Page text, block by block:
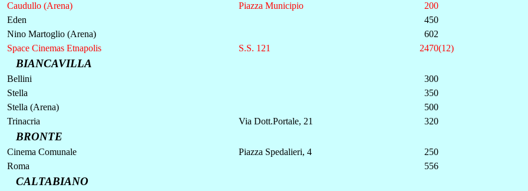
Caudullo (Arena) Piazza Municipio
200
Eden
450
Nino Martoglio (Arena)
602
Space Cinemas Etnapolis
S.S. 121 2470(12)
BIANCAVILLA
Bellini
300
Stella
350
Stella (Arena)
500
Trinacria
Via Dott.Portale, 21 320
BRONTE
Cinema Comunale Piazza Spedalieri, 4
250
Roma
556
CALTABIANO